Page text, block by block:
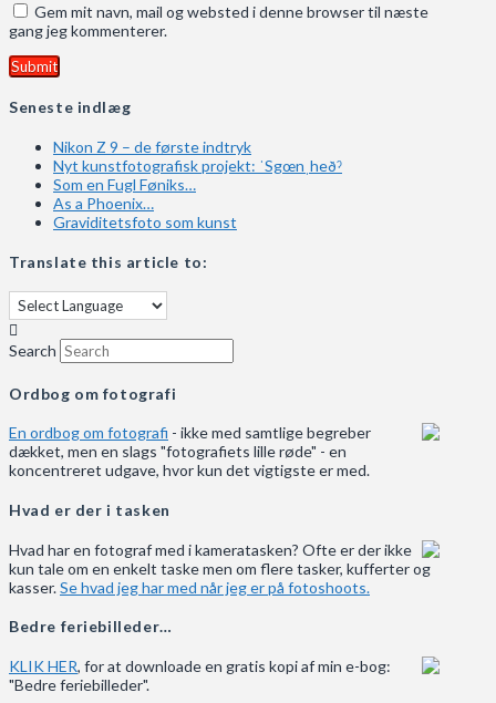
Gem mit navn, mail og websted i denne browser til næste
gang jeg kommenterer.
Seneste indlæg
Nikon Z 9 – de første indtryk
Nyt kunstfotografisk projekt: ˈSgœnˌheðˀ
Som en Fugl Føniks…
As a Phoenix…
Graviditetsfoto som kunst
Translate this article to:
Search
Ordbog om fotografi
En ordbog om fotografi - ikke med samtlige begreber
dækket, men en slags "fotografiets lille røde" - en
koncentreret udgave, hvor kun det vigtigste er med.
Hvad er der i tasken
Hvad har en fotograf med i kameratasken? Ofte er der ikke
kun tale om en enkelt taske men om flere tasker, kufferter og
kasser.Se hvad jeg har med når jeg er på fotoshoots.
Bedre feriebilleder…
KLIK HER, for at downloade en gratis kopi af min e-bog:
"Bedre feriebilleder".